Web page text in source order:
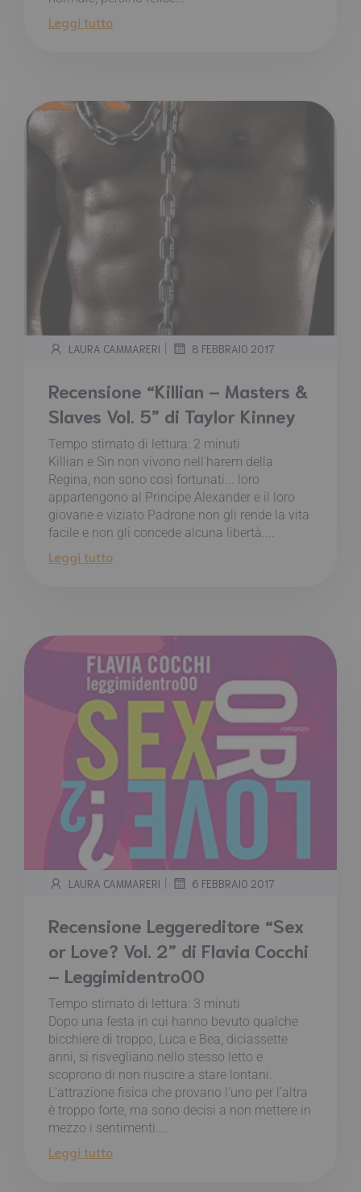
Leggi tutto
LAURA CAMMARERI | 8 FEBBRAIO 2017
Recensione “Killian – Masters &
Slaves Vol. 5” di Taylor Kinney
Tempo stimato di lettura: 2 minuti
Killian e Sin non vivono nell'harem della
Regina, non sono così fortunati... loro
appartengono al Principe Alexander e il loro
giovane e viziato Padrone non gli rende la vita
facile e non gli concede alcuna libertà....
Leggi tutto
LAURA CAMMARERI | 6 FEBBRAIO 2017
Recensione Leggereditore “Sex
or Love? Vol. 2” di Flavia Cocchi
– Leggimidentro00
Tempo stimato di lettura: 3 minuti
Dopo una festa in cui hanno bevuto qualche
bicchiere di troppo, Luca e Bea, diciassette
anni, si risvegliano nello stesso letto e
scoprono di non riuscire a stare lontani.
L’attrazione fisica che provano l’uno per l’altra
è troppo forte, ma sono decisi a non mettere in
mezzo i sentimenti....
Leggi tutto